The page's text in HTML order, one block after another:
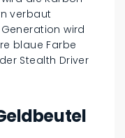
verbaut
wird
blaue Farbe
Stealth Driver